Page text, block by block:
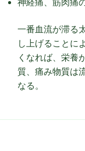
一番血流が滞る
し上げることに
くなれば、栄養
質、痛み物質は
なる。